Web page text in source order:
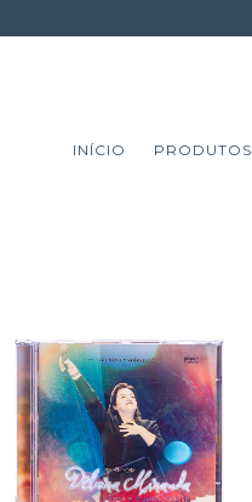
INÍCIO PRODUTOS